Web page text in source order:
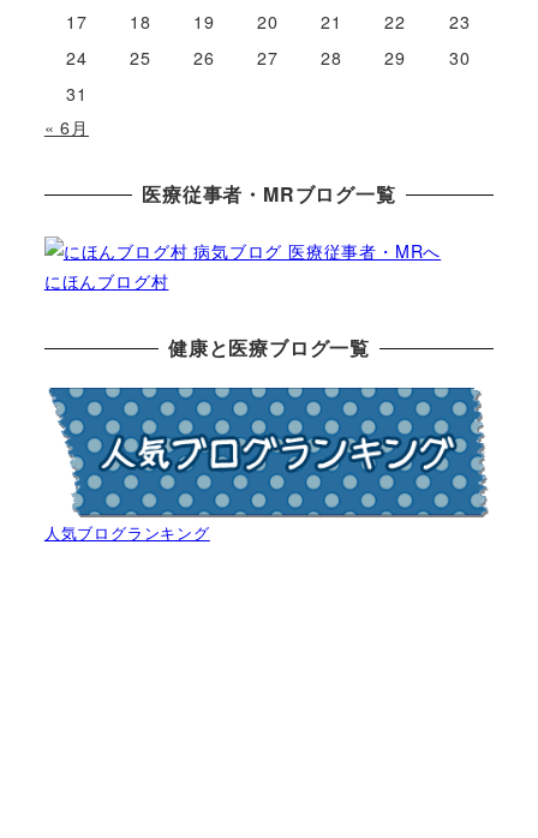
17
18 19 20 21 22
23
24
25 26 27 28 29
30
31
« 6月
医療従事者・MRブログ一覧
にほんブログ村
健康と医療ブログ一覧
人気ブログランキング